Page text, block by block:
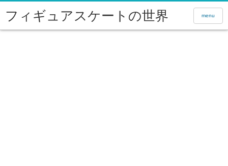
フィギュアスケートの世界 menu